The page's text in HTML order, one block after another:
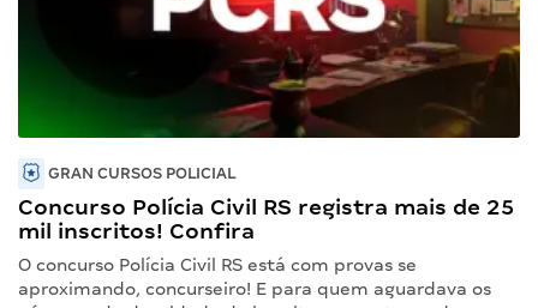
GRAN CURSOS POLICIAL
Concurso Polícia Civil RS registra mais de 25
mil inscritos! Confira
O concurso Polícia Civil RS está com provas se
aproximando, concurseiro! E para quem aguardava os